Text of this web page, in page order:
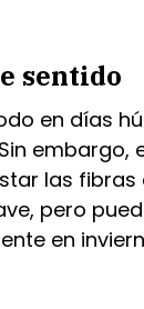
sentido
en días
embargo,
las fibras
pero
en